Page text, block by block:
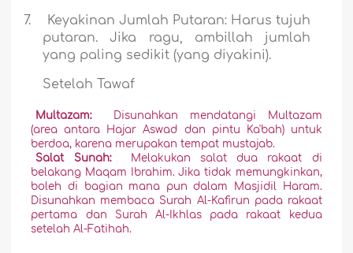
7. Keyakinan Jumlah Putaran:Harus tujuh
putaran. Jika ragu, ambillah jumlah
yang paling sedikit (yang diyakini).
Setelah Tawaf
Multazam:
Disunahkan mendatangi Multazam
(area antara Hajar Aswad dan pintu Ka'bah) untuk
berdoa, karena merupakan tempat mustajab.
Salat Sunah:
Melakukan salat dua rakaat di
belakang Maqam Ibrahim. Jika tidak memungkinkan,
boleh di bagian mana pun dalam Masjidil Haram.
Disunahkan membaca Surah Al-Kafirun pada rakaat
pertama dan Surah Al-Ikhlas pada rakaat kedua
setelah Al-Fatihah.